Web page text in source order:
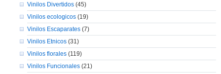
Vinilos Divertidos(45)
Vinilos ecologicos(19)
Vinilos Escaparates(7)
Vinilos Etnicos(31)
Vinilos florales(119)
Vinilos Funcionales(21)